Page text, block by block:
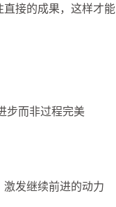
接的成果，这样才能
步而非过程完美
发继续前进的动力